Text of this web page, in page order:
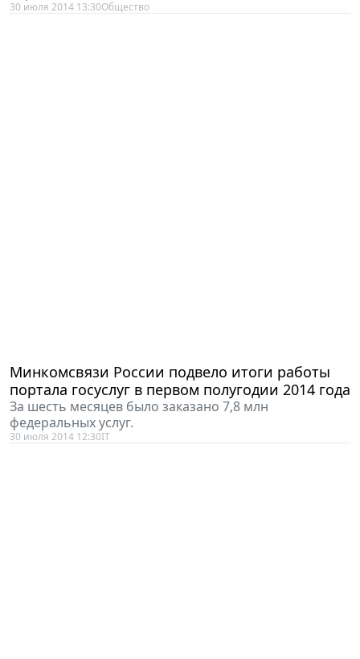
портала госуслуг в первом полугодии 2014 года
За шесть месяцев было заказано 7,8 млн
федеральных услуг.
30 июля 2014 12:30IT